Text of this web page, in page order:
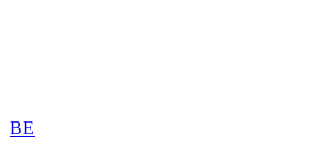
BE